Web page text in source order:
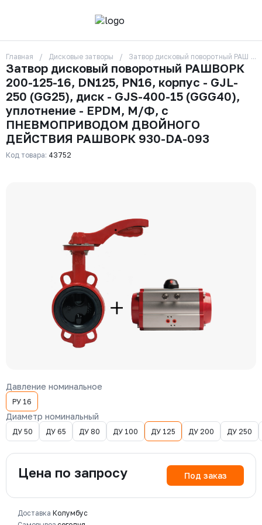
О компании
Контакты
Бренды
Отзывы
Сотрудники
Вакансии
Доставка
Оплата
Вопрос-ответ
Заказать звонок
zakaz325@ks-rus.com
Email для связи
Одинцово, Внуковская 9, пав. 31
Пункт выдачи заказов
Главная Дисковые затворы Затвор дисковый поворотный
Затвор дисковый поворотный РАШВОРК
200-125-16, DN125, PN16, корпус - GJL-
250 (GG25), диск - GJS-400-15 (GGG40),
уплотнение - EPDM, М/Ф, с
ПНЕВМОПРИВОДОМ ДВОЙНОГО
ДЕЙСТВИЯ РАШВОРК 930-DA-093
Код товара: 43752
Давление номинальное
РУ 16
Диаметр номинальный
ДУ 50 ДУ 65 ДУ 80 ДУ 100 ДУ 125 ДУ 200 ДУ 250
Цена по запросу Под заказ
Доставка Колумбус